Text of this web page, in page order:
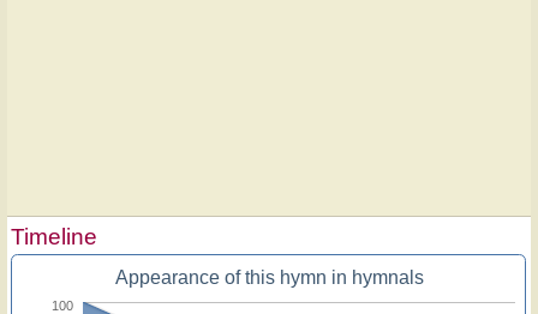
Timeline
Appearance of this hymn in hymnals
100